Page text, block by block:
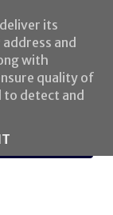
its
and
with
quality of
to detect and